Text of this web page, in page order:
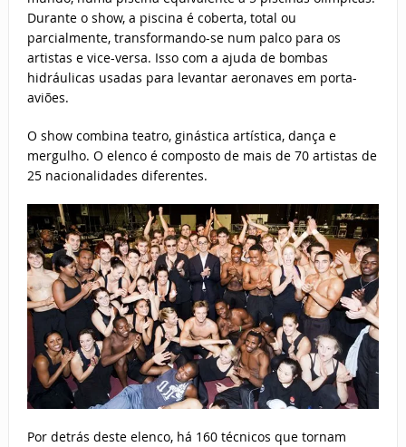
Durante o show, a piscina é coberta, total ou
parcialmente, transformando-se num palco para os
artistas e vice-versa. Isso com a ajuda de bombas
hidráulicas usadas para levantar aeronaves em porta-
aviões.
O show combina teatro, ginástica artística, dança e
mergulho. O elenco é composto de mais de 70 artistas de
25 nacionalidades diferentes.
Por detrás deste elenco, há 160 técnicos que tornam